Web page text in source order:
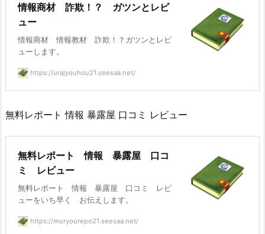
情報商材 詐欺！？ ガツンとレビ
ュー
情報商材 情報教材 詐欺！？ガツンとレビ
ューします。
https://urajyouhou21.seesaa.net/
無料レポート 情報 暴露屋 口コミ レビュー
無料レポート 情報 暴露屋 口コ
ミ レビュー
無料レポート 情報 暴露屋 口コミ レビ
ューをいち早く お伝えします。
https://muryourepo21.seesaa.net/